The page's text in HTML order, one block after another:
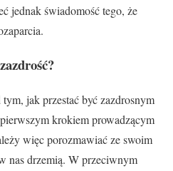
jednak świadomość tego, że
jak przestać być zazdrosnym
krokiem prowadzącym
więc porozmawiać ze swoim
nas drzemią. W przeciwnym